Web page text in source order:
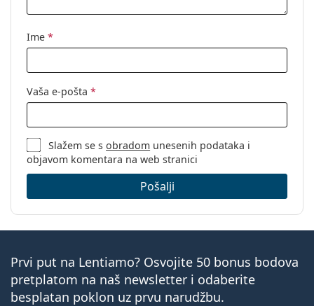
Ime *
Vaša e-pošta *
Slažem se sobradom unesenih podataka i
objavom komentara na web stranici
Pošalji
Prvi put na Lentiamo? Osvojite 50 bonus bodova
pretplatom na naš newsletter i odaberite
besplatan poklon uz prvu narudžbu.